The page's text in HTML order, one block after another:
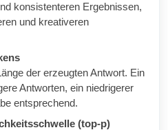
konsistenteren Ergebnissen,
und kreativeren
der erzeugten Antwort. Ein
Antworten, ein niedrigerer
entsprechend.
(top-p)